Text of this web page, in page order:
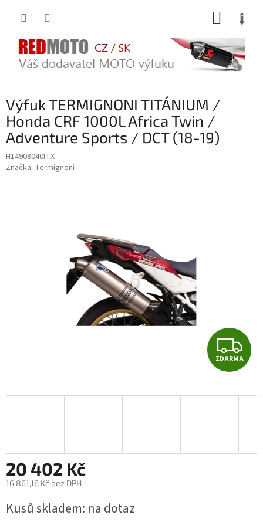
Výfuk TERMIGNONI TITÁNIUM /
Honda CRF 1000L Africa Twin /
Adventure Sports / DCT (18-19)
H14908040ITX
Značka: Termignoni
Z
D
A
ZDARMA
20 402 Kč
16 861,16 Kč bez DPH
cena:
Kusů skladem: na dotaz